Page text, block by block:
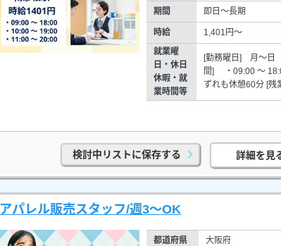
期間 即日～長期
時給
1,401円～
就業曜
日・休日
休暇・就
業時間等
[勤務曜日] 月～日
間] ・09:00 ～
ずれも休憩60分 [
検討中リストに保存する 詳細を見
アパレル販売スタッフ/週3～OK
都道府県 大阪府